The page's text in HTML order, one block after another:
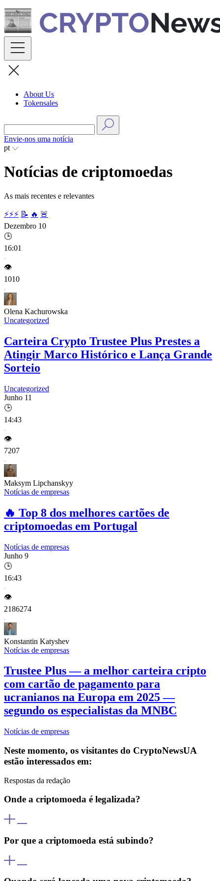
Skip
to
content
About Us
Tokensales
Envie-nos uma notícia
pt
Notícias de criptomoedas
As mais recentes e relevantes
⚡⚡⚡ 📝 🔥 🚨
Dezembro 10
🕒
16:01
👁️
1010
Olena Kachurowska
Uncategorized
Carteira Crypto Trustee Plus Prestes a
Atingir Marco Histórico e Lança Grande
Sorteio
Uncategorized
Junho 11
🕒
14:43
👁️
7207
Maksym Lipchanskyy
Notícias de empresas
🔥 Top 8 dos melhores cartões de
criptomoedas em Portugal
Notícias de empresas
Junho 9
🕒
16:43
👁️
2186274
Konstantin Katyshev
Notícias de empresas
Trustee Plus — a melhor carteira cripto
com cartão de pagamento para
ucranianos na Europa em 2025 —
segundo os especialistas da MNBC
Notícias de empresas
Neste momento, os visitantes do CryptoNewsUA
estão interessados em:
Respostas da redação
Onde a criptomoeda é legalizada?
Alemanha e El Salvador (onde o Bitcoin é moeda oficial). As
regulamentações variam entre países, por isso é importante verificar
as leis locais.
Por que a criptomoeda está subindo?